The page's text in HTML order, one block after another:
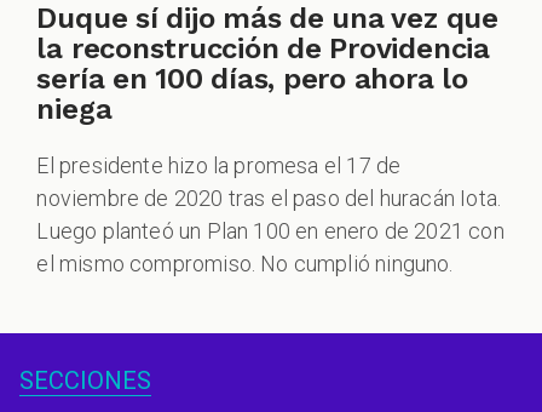
Duque sí dijo más de una vez que
la reconstrucción de Providencia
sería en 100 días, pero ahora lo
niega
El presidente hizo la promesa el 17 de
noviembre de 2020 tras el paso del huracán Iota.
Luego planteó un Plan 100 en enero de 2021 con
el mismo compromiso. No cumplió ninguno.
SECCIONES